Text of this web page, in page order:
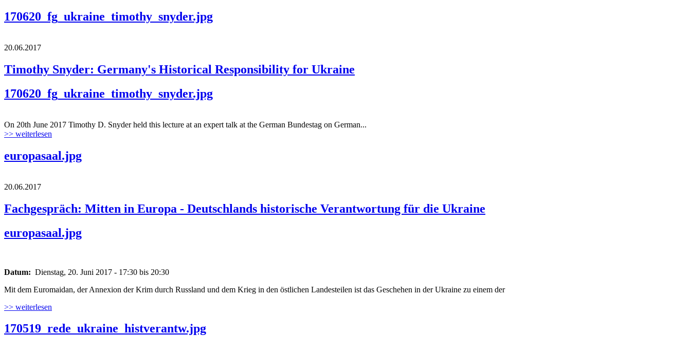
170620_fg_ukraine_timothy_snyder.jpg
20.06.2017
Timothy Snyder: Germany's Historical Responsibility for Ukraine
170620_fg_ukraine_timothy_snyder.jpg
On 20th June 2017 Timothy D. Snyder held this lecture at an expert talk at the German Bundestag on German...
>> weiterlesen
europasaal.jpg
20.06.2017
Fachgespräch: Mitten in Europa - Deutschlands historische Verantwortung für die Ukraine
europasaal.jpg
Datum: Dienstag, 20. Juni 2017 - 17:30 bis 20:30
Mit dem Euromaidan, der Annexion der Krim durch Russland und dem Krieg in den östlichen Landesteilen ist das Geschehen in der Ukraine zu einem der
>> weiterlesen
170519_rede_ukraine_histverantw.jpg